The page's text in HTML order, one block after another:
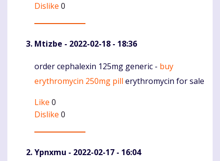
Dislike 0
Mtizbe - 2022-02-18 - 18:36
Komentaras
order cephalexin 125mg generic - buy
erythromycin 250mg pill erythromycin for sale
Like 0
Dislike 0
Ypnxmu - 2022-02-17 - 16:04